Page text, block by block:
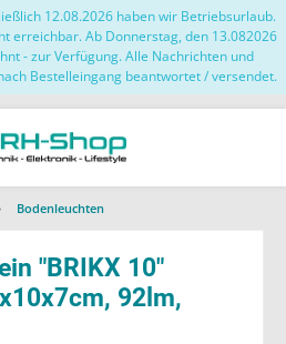
12.08.2026 haben wir Betriebsurlaub.
erreichbar. Ab Donnerstag, den 13.082026
- zur Verfügung. Alle Nachrichten und
Bestelleingang beantwortet / versendet.
Bodenleuchten
"BRIKX 10"
92lm,